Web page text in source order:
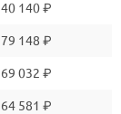
40 140 ₽
79 148 ₽
69 032 ₽
64 581 ₽